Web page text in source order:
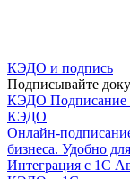
КЭДО и подпись
Подписывайте
КЭДО Подписание
КЭДО
Онлайн-
бизнеса. Удобно
Интеграция с 1С